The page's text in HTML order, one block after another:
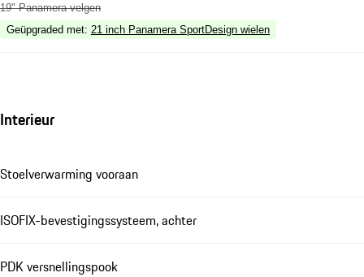
19" Panamera velgen
Geüpgraded met: 21 inch Panamera SportDesign wielen
Interieur
Stoelverwarming vooraan
ISOFIX-bevestigingssysteem, achter
PDK versnellingspook